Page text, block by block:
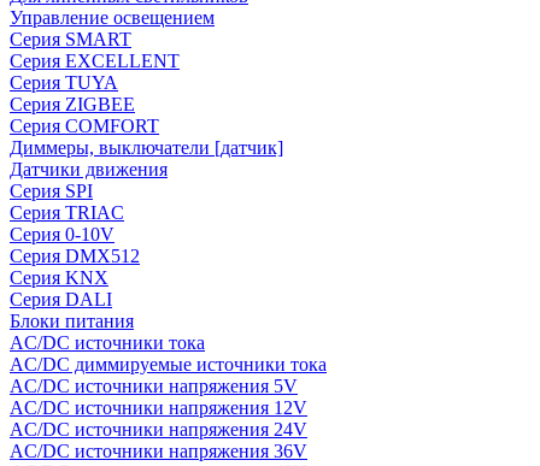
Управление освещением
Серия SMART
Серия EXCELLENT
Серия TUYA
Серия ZIGBEE
Серия COMFORT
Диммеры, выключатели [датчик]
Датчики движения
Серия SPI
Серия TRIAC
Серия 0-10V
Серия DMX512
Серия KNX
Серия DALI
Блоки питания
AC/DC источники тока
AC/DC диммируемые источники тока
AC/DC источники напряжения 5V
AC/DC источники напряжения 12V
AC/DC источники напряжения 24V
AC/DC источники напряжения 36V